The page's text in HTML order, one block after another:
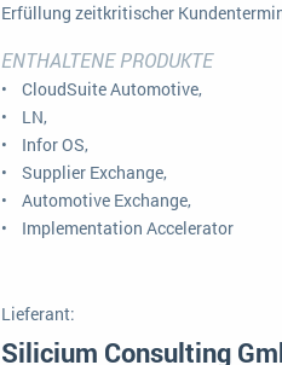
Erfüllung zeitkritischer
ENTHALTENE PRODUKTE
• CloudSuite Automotive,
• LN,
• Infor OS,
• Supplier Exchange,
• Automotive Exchange,
• Implementation Accelerator
Lieferant:
Silicium Consulting